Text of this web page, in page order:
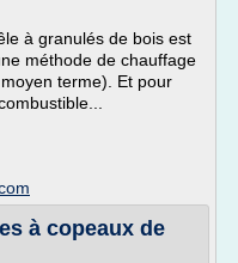
à granulés de bois est
méthode de chauffage
terme). Et pour
à copeaux de